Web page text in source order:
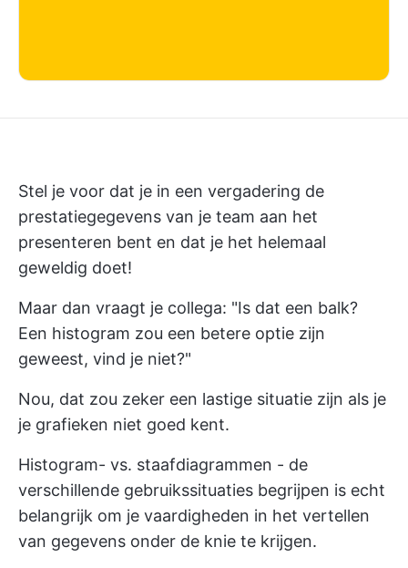
Stel je voor dat je in een vergadering de
prestatiegegevens van je team aan het
presenteren bent en dat je het helemaal
geweldig doet!
Maar dan vraagt je collega: "Is dat een balk?
Een histogram zou een betere optie zijn
geweest, vind je niet?"
Nou, dat zou zeker een lastige situatie zijn als je
je grafieken niet goed kent.
Histogram- vs. staafdiagrammen - de
verschillende gebruikssituaties begrijpen is echt
belangrijk om je vaardigheden in het vertellen
van gegevens onder de knie te krijgen.